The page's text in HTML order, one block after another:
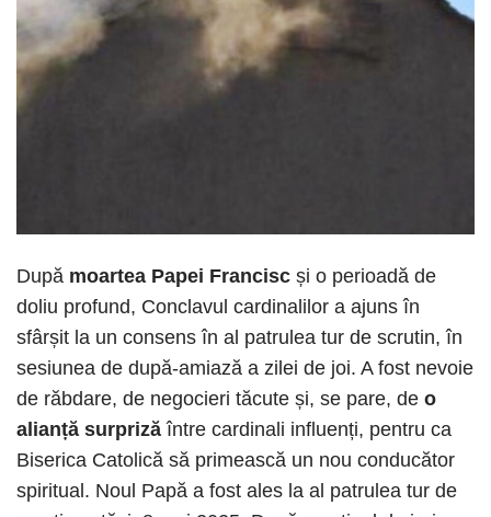
După moartea Papei Francisc și o perioadă de
doliu profund, Conclavul cardinalilor a ajuns în
sfârșit la un consens în al patrulea tur de scrutin, în
sesiunea de după-amiază a zilei de joi. A fost nevoie
de răbdare, de negocieri tăcute și, se pare, de o
alianță surpriză între cardinali influenți, pentru ca
Biserica Catolică să primească un nou conducător
spiritual. Noul Papă a fost ales la al patrulea tur de